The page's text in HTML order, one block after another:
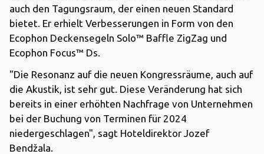
auch den Tagungsraum, der einen neuen Standard
bietet. Er erhielt Verbesserungen in Form von den
Ecophon Deckensegeln Solo™ Baffle ZigZag und
Ecophon Focus™ Ds.
"Die Resonanz auf die neuen Kongressräume, auch auf
die Akustik, ist sehr gut. Diese Veränderung hat sich
bereits in einer erhöhten Nachfrage von Unternehmen
bei der Buchung von Terminen für 2024
niedergeschlagen", sagt Hoteldirektor Jozef
Bendžala.